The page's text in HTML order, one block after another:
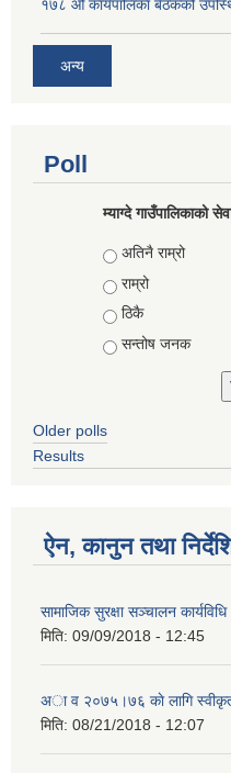
१७८ औँ कार्यपालिका बैठकको
अन्य
Poll
म्याग्दे गाउँपालिकाको
Choices
अतिनै राम्रो
राम्रो
ठिकै
सन्तोष जनक
Older polls
Results
ऐन, कानुन तथा
सामाजिक सुरक्षा सञ्चालन
मिति: 09/09/2018 - 12:45
अा‍ व २०७५।७६ काे लागि
मिति: 08/21/2018 - 12:07